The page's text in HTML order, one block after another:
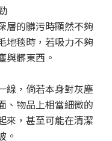
層的髒污時顯然不夠
地毯時，若吸力不夠
與髒東西。
線，倘若本身對灰塵
、物品上相當細微的
來，甚至可能在清潔
。